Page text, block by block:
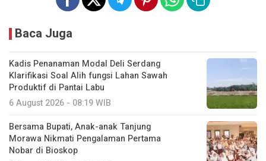
Baca Juga
Kadis Penanaman Modal Deli Serdang
Klarifikasi Soal Alih fungsi Lahan Sawah
Produktif di Pantai Labu
6 August 2026 - 08:19 WIB
Bersama Bupati, Anak-anak Tanjung
Morawa Nikmati Pengalaman Pertama
Nobar di Bioskop